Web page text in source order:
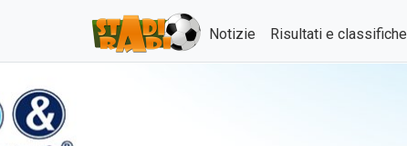
Notizie Risultati e classifiche